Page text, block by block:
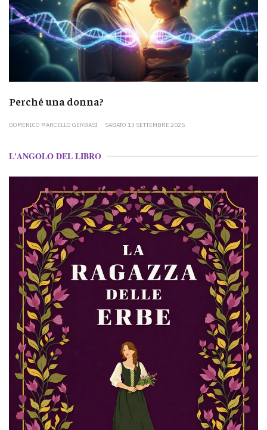
Perché una donna?
DOMENICO MARCELLO GERBASI SABATO 13 SETTEMBRE 2025
L'ANGOLO DEL LIBRO